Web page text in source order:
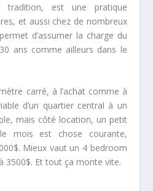
tradition, est une pratique
et aussi chez de nombreux
d’assumer la charge du
ans comme ailleurs dans le
carré, à l’achat comme à
d’un quartier central à un
mais côté location, un petit
mois est chose courante,
Mieux vaut un 4 bedroom
3500$. Et tout ça monte vite.